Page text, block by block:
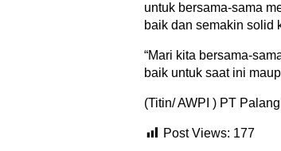
untuk bersama-sama
baik dan semakin solid
“Mari kita bersama-
baik untuk saat ini
(Titin/ AWPI ) PT
Post Views: 177